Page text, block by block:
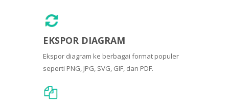
EKSPOR DIAGRAM
Ekspor diagram ke berbagai format populer
seperti PNG, JPG, SVG, GIF, dan PDF.